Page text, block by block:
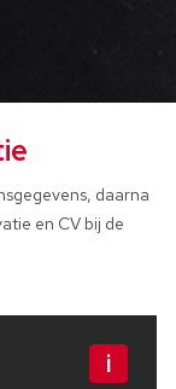
daarna
en CV bij de
Bewerk stap 1